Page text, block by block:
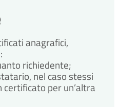
anagrafici,
richiedente;
nel caso stessi
certificato per un’altra